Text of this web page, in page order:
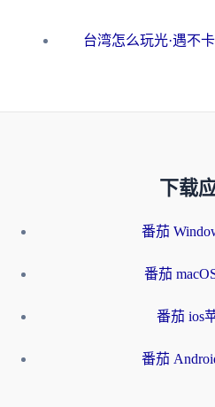
下载
番茄
番茄
番茄 ios
番茄